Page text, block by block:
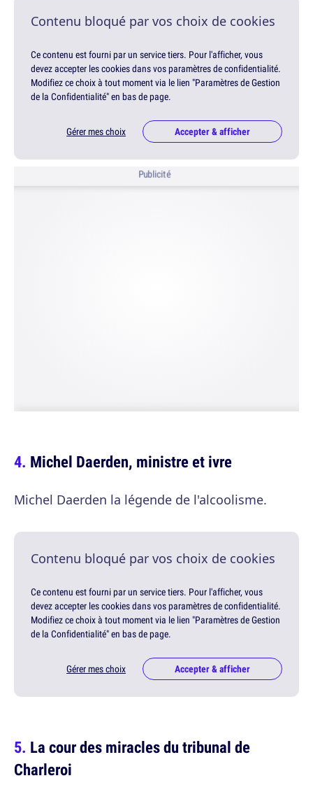
Contenu bloqué par vos choix de cookies
Ce contenu est fourni par un service tiers. Pour l'afficher, vous
devez accepter les cookies dans vos paramètres de confidentialité.
Modifiez ce choix à tout moment via le lien "Paramètres de Gestion
de la Confidentialité" en bas de page.
Gérer mes choix Accepter & afficher
Publicité
Michel Daerden, ministre et ivre
Michel Daerden la légende de l'alcoolisme.
Contenu bloqué par vos choix de cookies
Ce contenu est fourni par un service tiers. Pour l'afficher, vous
devez accepter les cookies dans vos paramètres de confidentialité.
Modifiez ce choix à tout moment via le lien "Paramètres de Gestion
de la Confidentialité" en bas de page.
Gérer mes choix Accepter & afficher
La cour des miracles du tribunal de
Charleroi